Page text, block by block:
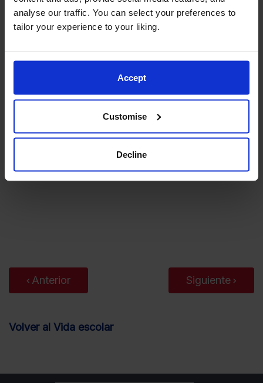
analyse our traffic. You can select your preferences to
tailor your experience to your liking.
Accept
Customise
Decline
Anterior Siguiente
Volver al Vida escolar